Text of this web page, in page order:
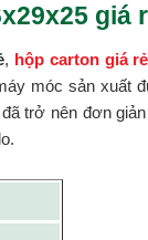
giá
, hộp carton giá rẻ
móc sản
trở nên đơn
lo.